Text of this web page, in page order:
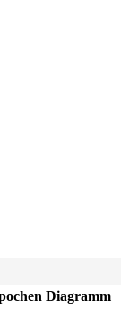
Diagramm